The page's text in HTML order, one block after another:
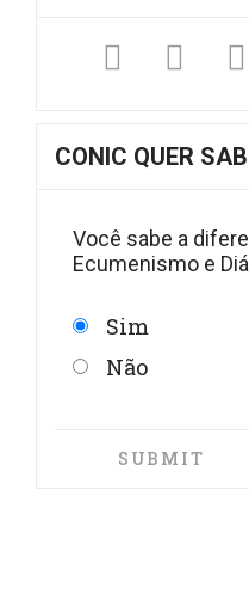
CONIC QUER
Você sabe a
Ecumenismo e
Sim
Não